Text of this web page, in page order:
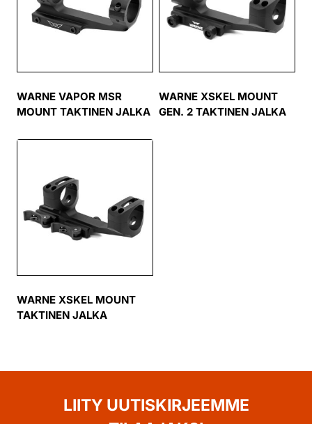
WARNE VAPOR MSR
MOUNT TAKTINEN JALKA
WARNE XSKEL MOUNT
GEN. 2 TAKTINEN JALKA
WARNE XSKEL MOUNT
TAKTINEN JALKA
LIITY UUTISKIRJEEMME